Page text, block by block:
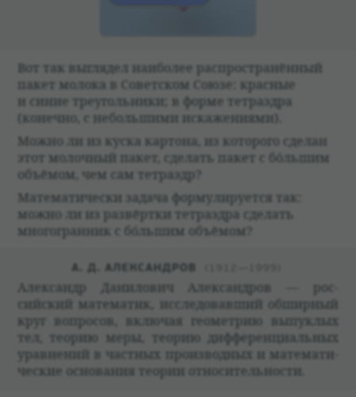
Вот так выгля­дел наи­бо­лее рас­про­стра­нён­ный
пакет молока в Совет­ском Cоюзе: крас­ные
и синие тре­уголь­ники; в форме тет­раэдра
(конечно, с небольшими искаже­ни­ями).
Можно ли из куска кар­тона, из кото­рого сде­лан
этот молоч­ный пакет, сде­лать пакет с бóльшим
объёмом, чем сам тет­раэдр?
Матема­ти­че­ски задача форму­ли­ру­ется так:
можно ли из раз­вёртки тет­раэдра сде­лать
многогран­ник с бóльшим объёмом?
А. Д. АЛЕК­САН­ДРОВ
Алек­сандр Дани­ло­вич Алек­сан­дров — рос­
сийский матема­тик, иссле­до­вавший обшир­ный
круг вопро­сов, вклю­чая геомет­рию выпук­лых
тел, тео­рию меры, тео­рию диффе­ренци­аль­ных
урав­не­ний в част­ных про­из­вод­ных и матема­ти­
че­ские осно­ва­ния тео­рии отно­си­тель­но­сти.